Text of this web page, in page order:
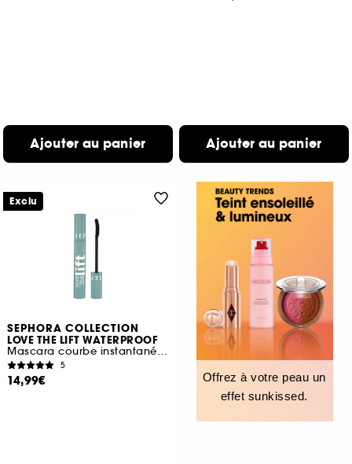
Ajouter au panier Ajouter au panier
SEPHORA COLLECTION
LOVE THE LIFT WATERPROOF
Mascara courbe instantanée et volume lifté
5
14,99€
Exclu
Offrez à votre peau un
effet sunkissed.